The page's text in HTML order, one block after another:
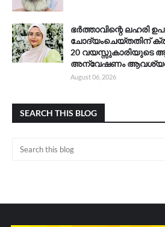
ഭർത്താവിന്റെ ലഹരി
ചോദ്യംചെയ്തതിന്
20 വയസ്സുകാരിയുടെ
അന്വേഷണം
August 06, 2026
SEARCH THIS BLOG